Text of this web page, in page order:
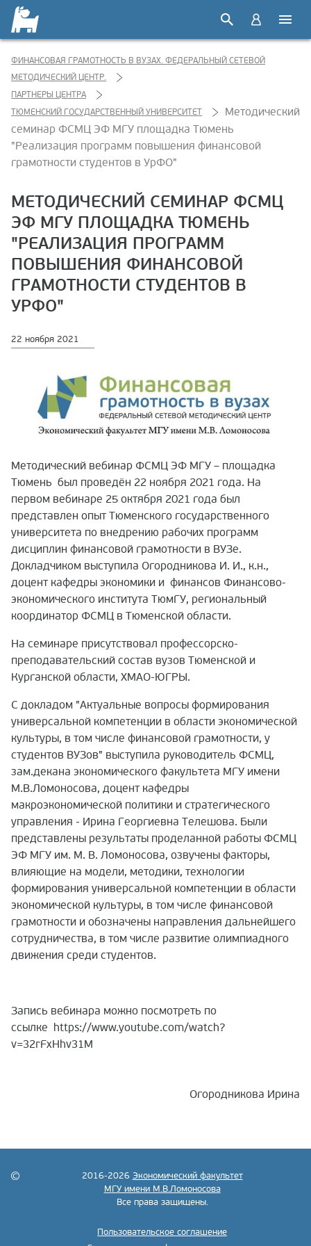
ФИНАНСОВАЯ ГРАМОТНОСТЬ В ВУЗАХ. ФЕДЕРАЛЬНЫЙ СЕТЕВОЙ
МЕТОДИЧЕСКИЙ ЦЕНТР.
ПАРТНЕРЫ ЦЕНТРА
ТЮМЕНСКИЙ ГОСУДАРСТВЕННЫЙ УНИВЕРСИТЕТ
Методический
семинар ФСМЦ ЭФ МГУ площадка Тюмень
"Реализация программ повышения финансовой
грамотности студентов в УрФО"
МЕТОДИЧЕСКИЙ СЕМИНАР ФСМЦ
ЭФ МГУ ПЛОЩАДКА ТЮМЕНЬ
"РЕАЛИЗАЦИЯ ПРОГРАММ
ПОВЫШЕНИЯ ФИНАНСОВОЙ
ГРАМОТНОСТИ СТУДЕНТОВ В
УРФО"
22 ноября 2021
Методический вебинар ФСМЦ ЭФ МГУ – площадка
Тюмень был проведён 22 ноября 2021 года. На
первом вебинаре 25 октября 2021 года был
представлен опыт Тюменского государственного
университета по внедрению рабочих программ
дисциплин финансовой грамотности в ВУЗе.
Докладчиком выступила Огородникова И. И., к.н.,
доцент кафедры экономики и финансов Финансово-
экономического института ТюмГУ, региональный
координатор ФСМЦ в Тюменской области.
На семинаре присутствовал профессорско-
преподавательский состав вузов Тюменской и
Курганской области, ХМАО-ЮГРЫ.
С докладом "Актуальные вопросы формирования
универсальной компетенции в области экономической
культуры, в том числе финансовой грамотности, у
студентов ВУЗов" выступила руководитель ФСМЦ,
зам.декана экономического факультета МГУ имени
М.В.Ломоносова, доцент кафедры
макроэкономической политики и стратегического
управления - Ирина Георгиевна Телешова. Были
представлены результаты проделанной работы ФСМЦ
ЭФ МГУ им. М. В. Ломоносова, озвучены факторы,
влияющие на модели, методики, технологии
формирования универсальной компетенции в области
экономической культуры, в том числе финансовой
грамотности и обозначены направления дальнейшего
сотрудничества, в том числе развитие олимпиадного
движения среди студентов.
Запись вебинара можно посмотреть по
ссылке https://www.youtube.com/watch?
v=32rFxHhv31M
Огородникова Ирина
2016-2026 Экономический факультет
МГУ имени М.В.Ломоносова
Все права защищены.
Пользовательское соглашение